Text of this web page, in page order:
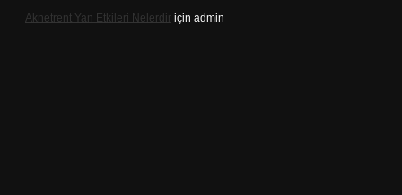
Aknetrent Yan Etkileri Nelerdir için admin